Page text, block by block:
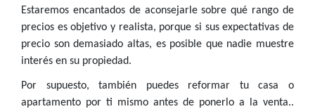
Estaremos encantados de aconsejarle sobre qué rango de
precios es objetivo y realista, porque si sus expectativas de
precio son demasiado altas, es posible que nadie muestre
interés en su propiedad.
Por supuesto, también puedes reformar tu casa o
apartamento por ti mismo antes de ponerlo a la venta..